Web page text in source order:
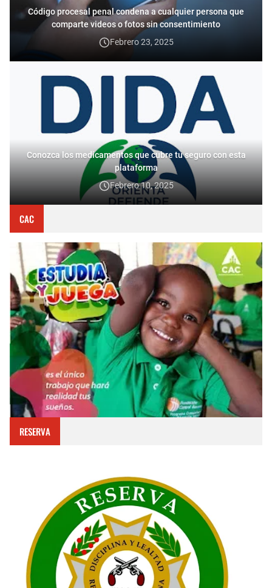
Código procesal penal condena a cualquier persona que
comparte videos o fotos sin consentimiento
Febrero 23, 2025
Conozca los medicamentos que cubre tu seguro con esta
plataforma
Febrero 10, 2025
CAC
RESERVA